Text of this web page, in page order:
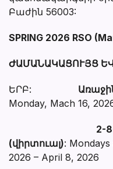
Բաժին 56003:
SPRING 2026 RSO
ԺԱՄԱՆԱԿԱՑՈՒՅՑ
ԵՐԲ:
Monday, Mach 16,
2-
(վիրտուալ): Mondays
2026 – April 8, 2026